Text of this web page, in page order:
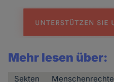
news
Mehr lesen über:
Sekten Menschenrechte